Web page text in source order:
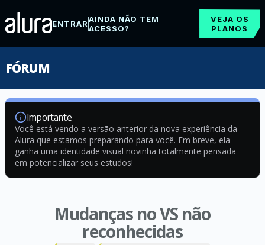
ENTRARAINDA NÃO TEM
ACESSO?
VEJA OS
PLANOS
FÓRUM
Importante
Você está vendo a versão anterior da nova experiência da
Alura que estamos preparando para você. Em breve, ela
ganha uma identidade visual novinha totalmente pensada
em potencializar seus estudos!
Mudanças no VS não
reconhecidas